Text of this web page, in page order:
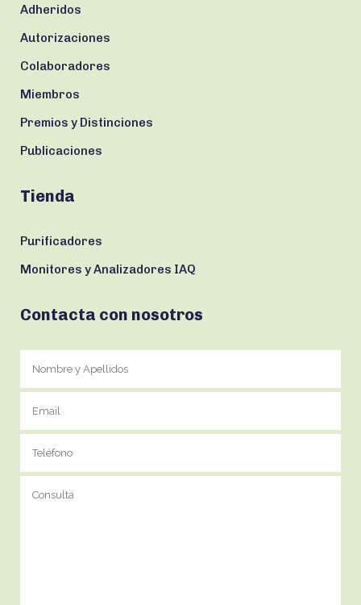
Adheridos
Autorizaciones
Colaboradores
Miembros
Premios y Distinciones
Publicaciones
Tienda
Purificadores
Monitores y Analizadores IAQ
Contacta con nosotros